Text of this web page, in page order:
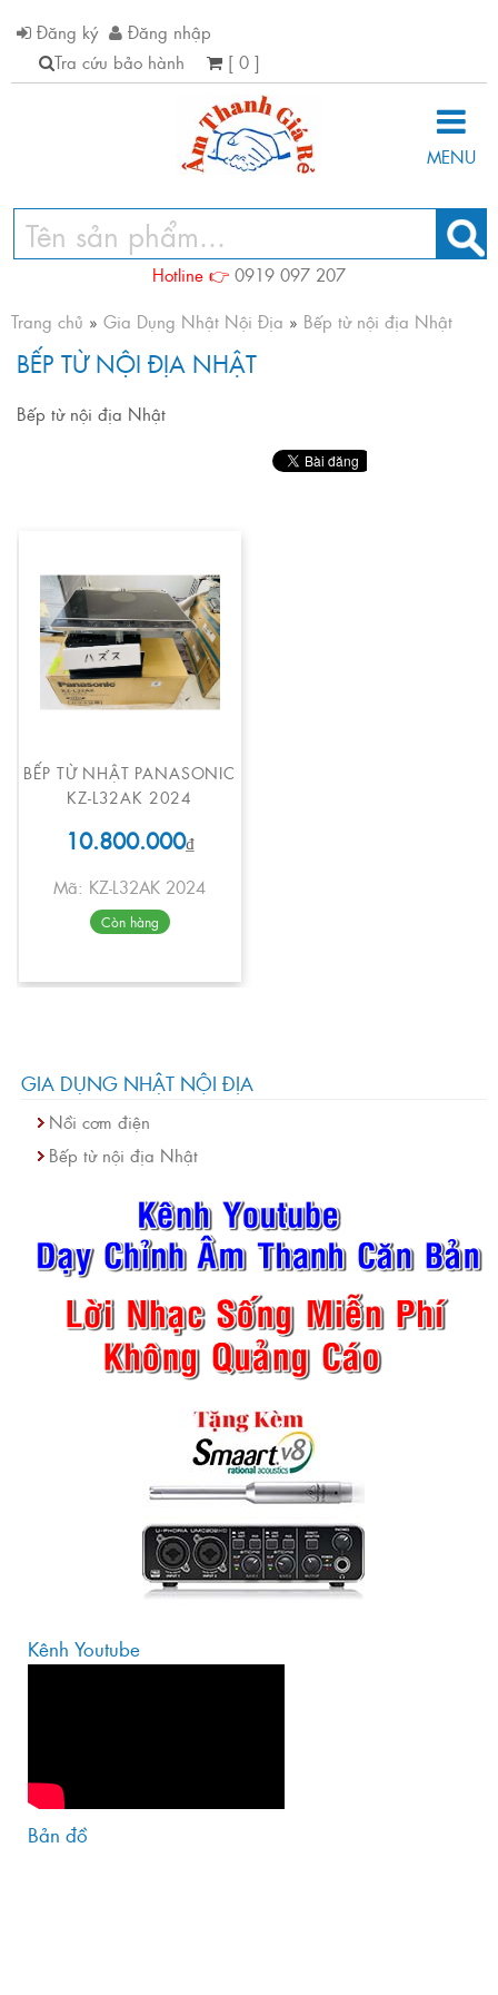
Đăng ký
Đăng nhập
Tra cứu bảo hành
[ 0 ]
MENU
Hotline 👉 0919 097 207
Trang chủ » Gia Dụng Nhật Nội Địa » Bếp từ nội địa Nhật
BẾP TỪ NỘI ĐỊA NHẬT
Bếp từ nội địa Nhật
BẾP TỪ NHẬT PANASONIC
KZ-L32AK 2024
10.800.000₫
Mã: KZ-L32AK 2024
Còn hàng
GIA DỤNG NHẬT NỘI ĐỊA
Nồi cơm điện
Bếp từ nội địa Nhật
Kênh Youtube
Bản đồ